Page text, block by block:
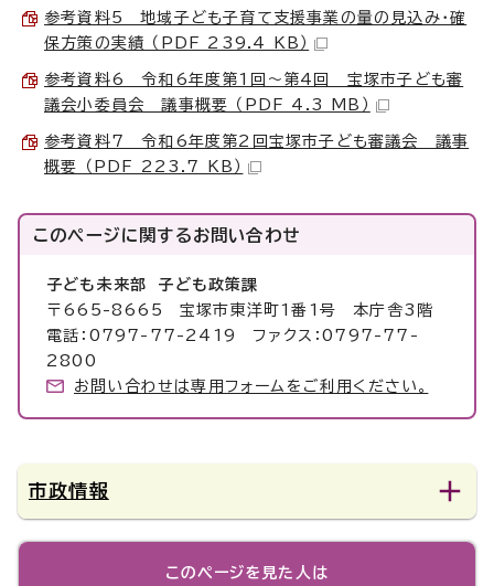
参考資料5 地域子ども子育て支援事業の量の見込み・確
保方策の実績 （PDF 239.4 KB）
参考資料6 令和6年度第1回～第4回 宝塚市子ども審
議会小委員会 議事概要 （PDF 4.3 MB）
参考資料7 令和6年度第2回宝塚市子ども審議会 議事
概要 （PDF 223.7 KB）
このページに関するお問い合わせ
子ども未来部 子ども政策課
〒665-8665 宝塚市東洋町1番1号 本庁舎3階
電話：0797-77-2419 ファクス：0797-77-
2800
お問い合わせは専用フォームをご利用ください。
市政情報
このページを見た人は